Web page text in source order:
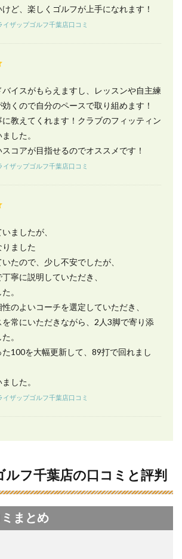
ど、楽しくゴルフが上手になれます！
イザップゴルフ千葉店口コミ
イスがもらえますし、レッスンや自主練
くので自分のペースで取り組めます！
教えてくれます！クラブのフィッティン
した。
コアが目指せるのでオススメです！
イザップゴルフ千葉店口コミ
ましたが、
ました
たので、少し不安でしたが、
寧に説明していただき、
。
のよいコーチを選定していただき、
常にいただきながら、2人3脚で寄り添
。
100を大幅更新して、89打で回れまし
した。
イザップゴルフ千葉店口コミ
ルフ千葉店の口コミと評判
まとめ